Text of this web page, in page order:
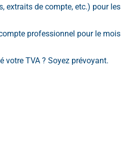
extraits de compte, etc.) pour
professionnel pour le
votre TVA ? Soyez prévoyant.